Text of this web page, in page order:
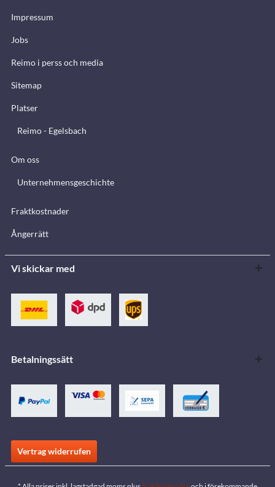
Impressum
Jobs
Reimo i perss och media
Sitemap
Platser
Reimo - Egelsbach
Om oss
Unternehmensgeschichte
Fraktkostnader
Ångerrätt
Vi skickar med
Betalningssätt
Vertrag widerrufen